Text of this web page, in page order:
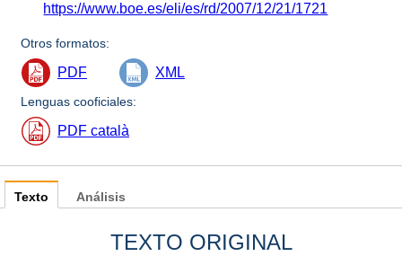
https://www.boe.es/eli/es/rd/2007/12/21/1721
Otros formatos:
PDF XML
Lenguas cooficiales:
PDF català
Texto
TEXTO ORIGINAL
Análisis